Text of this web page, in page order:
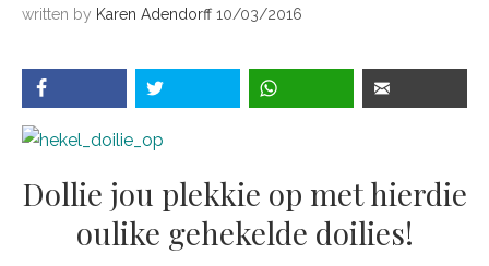
written by Karen Adendorff 10/03/2016
Dollie jou plekkie op met hierdie
oulike gehekelde doilies!